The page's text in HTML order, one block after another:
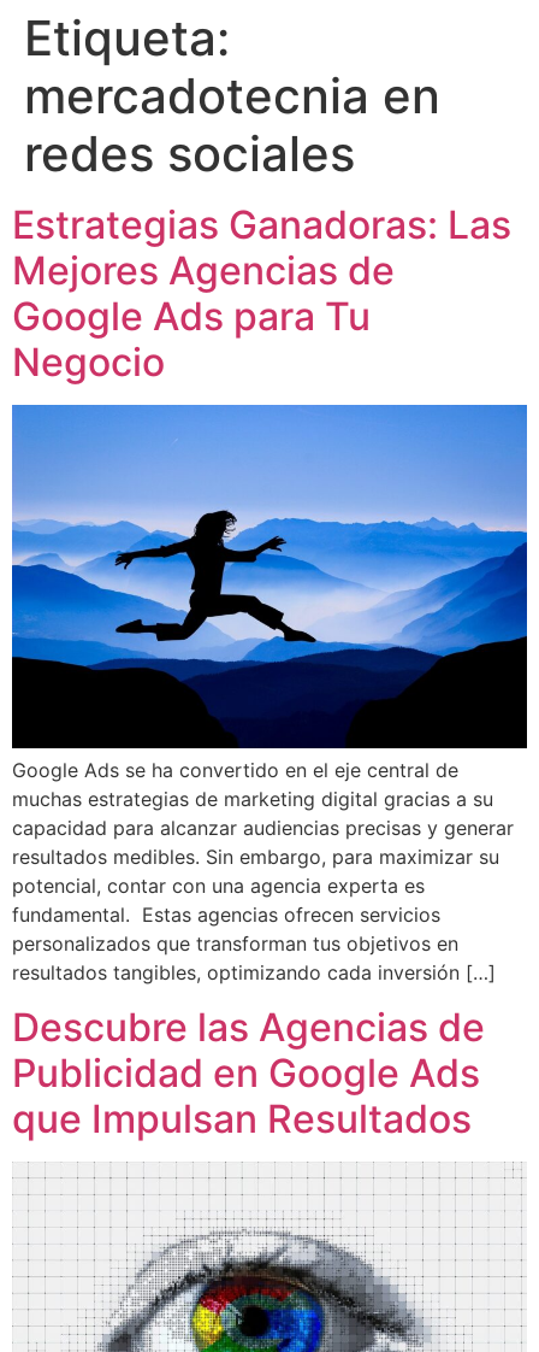
Etiqueta:
mercadotecnia en
redes sociales
Estrategias Ganadoras: Las
Mejores Agencias de
Google Ads para Tu
Negocio
Google Ads se ha convertido en el eje central de
muchas estrategias de marketing digital gracias a su
capacidad para alcanzar audiencias precisas y generar
resultados medibles. Sin embargo, para maximizar su
potencial, contar con una agencia experta es
fundamental. Estas agencias ofrecen servicios
personalizados que transforman tus objetivos en
resultados tangibles, optimizando cada inversión […]
Descubre las Agencias de
Publicidad en Google Ads
que Impulsan Resultados